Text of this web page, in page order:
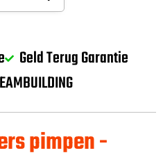
Geld Terug Garantie
pimpen -